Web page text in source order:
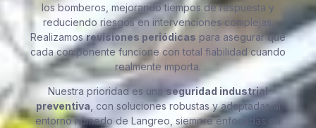
los bomberos, mejorando tiempos de respuesta y
reduciendo riesgos en intervenciones complejas.
Realizamosrevisiones periódicas para asegurar que
cada componente funcione con total fiabilidad cuando
realmente importa.
Nuestra prioridad es una seguridad industrial
preventiva , con soluciones robustas y adaptadas al
entorno húmedo de Langreo, siempre enfocadas en